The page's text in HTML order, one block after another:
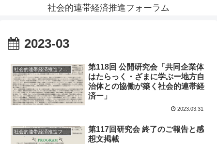
社会的連帯経済推進フォーラム
2023-03
社会的連帯経済推進フォーラム News
第118回 公開研究会「共同企業体
はたらっく・ざまに学ぶー地方自
治体との協働が築く社会的連帯経
済ー」
2023.03.31
社会的連帯経済推進フォーラム News
第117回研究会 終了のご報告と感
想文掲載